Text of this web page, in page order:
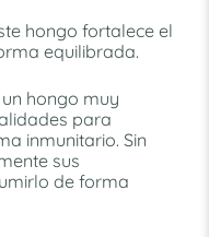
hongo fortalece el
equilibrada.
hongo muy
para
inmunitario. Sin
sus
de forma